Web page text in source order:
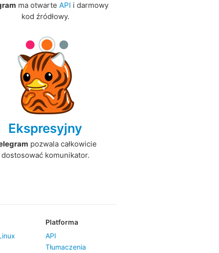
ma otwarteAPI i darmowy
kod źródłowy.
Ekspresyjny
pozwala całkowicie
dostosować komunikator.
Platforma
API
Tłumaczenia